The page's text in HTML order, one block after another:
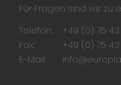
Für Fragen sind wir zu
Telefon:
+49 (0) 75
Fax:
+49 (0) 75
E-Mail: